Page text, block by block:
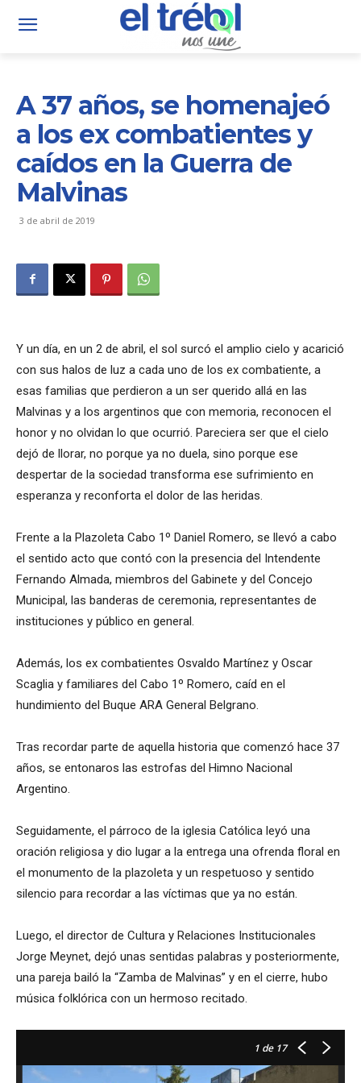
A 37 años, se homenajeó
a los ex combatientes y
caídos en la Guerra de
Malvinas
3 de abril de 2019
Y un día, en un 2 de abril, el sol surcó el amplio cielo y acarició
con sus halos de luz a cada uno de los ex combatiente, a
esas familias que perdieron a un ser querido allá en las
Malvinas y a los argentinos que con memoria, reconocen el
honor y no olvidan lo que ocurrió. Pareciera ser que el cielo
dejó de llorar, no porque ya no duela, sino porque ese
despertar de la sociedad transforma ese sufrimiento en
esperanza y reconforta el dolor de las heridas.
Frente a la Plazoleta Cabo 1º Daniel Romero, se llevó a cabo
el sentido acto que contó con la presencia del Intendente
Fernando Almada, miembros del Gabinete y del Concejo
Municipal, las banderas de ceremonia, representantes de
instituciones y público en general.
Además, los ex combatientes Osvaldo Martínez y Oscar
Scaglia y familiares del Cabo 1º Romero, caíd en el
hundimiento del Buque ARA General Belgrano.
Tras recordar parte de aquella historia que comenzó hace 37
años, se entonaros las estrofas del Himno Nacional
Argentino.
Seguidamente, el párroco de la iglesia Católica leyó una
oración religiosa y dio lugar a la entrega una ofrenda floral en
el monumento de la plazoleta y un respetuoso y sentido
silencio para recordar a las víctimas que ya no están.
Luego, el director de Cultura y Relaciones Institucionales
Jorge Meynet, dejó unas sentidas palabras y posteriormente,
una pareja bailó la “Zamba de Malvinas” y en el cierre, hubo
música folklórica con un hermoso recitado.
1 de 17